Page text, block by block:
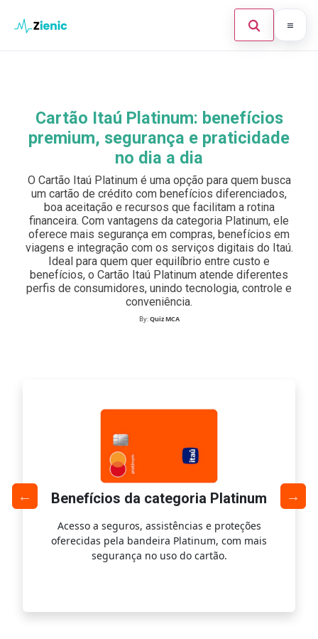
Abrir
Investimento
Legal
Buscar:
Pulsa Enter para buscar o ESC para cerrar.
Cartão Itaú Platinum: benefícios
premium, segurança e praticidade
no dia a dia
O Cartão Itaú Platinum é uma opção para quem busca
um cartão de crédito com benefícios diferenciados,
boa aceitação e recursos que facilitam a rotina
financeira. Com vantagens da categoria Platinum, ele
oferece mais segurança em compras, benefícios em
viagens e integração com os serviços digitais do Itaú.
Ideal para quem quer equilíbrio entre custo e
benefícios, o Cartão Itaú Platinum atende diferentes
perfis de consumidores, unindo tecnologia, controle e
conveniência.
By:Quiz MCA
Benefícios da categoria Platinum
Acesso a seguros, assistências e proteções
oferecidas pela bandeira Platinum, com mais
segurança no uso do cartão.